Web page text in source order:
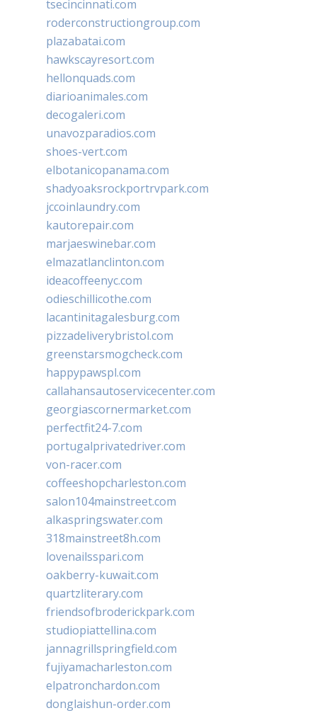
tsecincinnati.com
roderconstructiongroup.com
plazabatai.com
hawkscayresort.com
hellonquads.com
diarioanimales.com
decogaleri.com
unavozparadios.com
shoes-vert.com
elbotanicopanama.com
shadyoaksrockportrvpark.com
jccoinlaundry.com
kautorepair.com
marjaeswinebar.com
elmazatlanclinton.com
ideacoffeenyc.com
odieschillicothe.com
lacantinitagalesburg.com
pizzadeliverybristol.com
greenstarsmogcheck.com
happypawspl.com
callahansautoservicecenter.com
georgiascornermarket.com
perfectfit24-7.com
portugalprivatedriver.com
von-racer.com
coffeeshopcharleston.com
salon104mainstreet.com
alkaspringswater.com
318mainstreet8h.com
lovenailsspari.com
oakberry-kuwait.com
quartzliterary.com
friendsofbroderickpark.com
studiopiattellina.com
jannagrillspringfield.com
fujiyamacharleston.com
elpatronchardon.com
donglaishun-order.com